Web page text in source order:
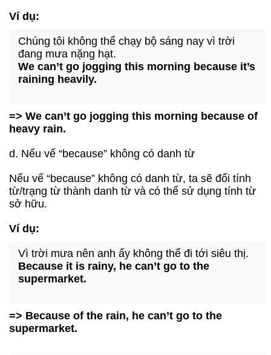
Ví dụ:
Chúng tôi không thể chạy bộ sáng nay vì trời
đang mưa nặng hạt.
We can’t go jogging this morning because it’s
raining heavily.
=> We can’t go jogging this morning because of
heavy rain.
d. Nếu vế “because” không có danh từ
Nếu vế “because” không có danh từ, ta sẽ đổi tính
từ/trạng từ thành danh từ và có thể sử dụng tính từ
sở hữu.
Ví dụ:
Vì trời mưa nên anh ấy không thể đi tới siêu thị.
Because it is rainy, he can’t go to the
supermarket.
=> Because of the rain, he can’t go to the
supermarket.